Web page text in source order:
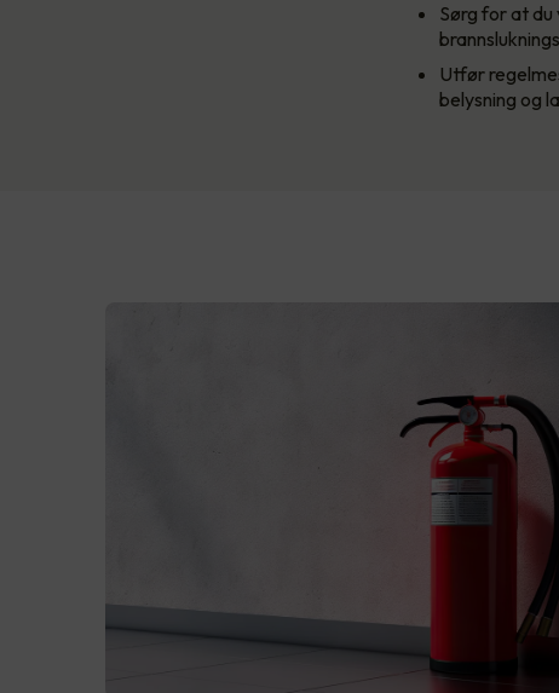
Sørg for at
Utfør
belysning og